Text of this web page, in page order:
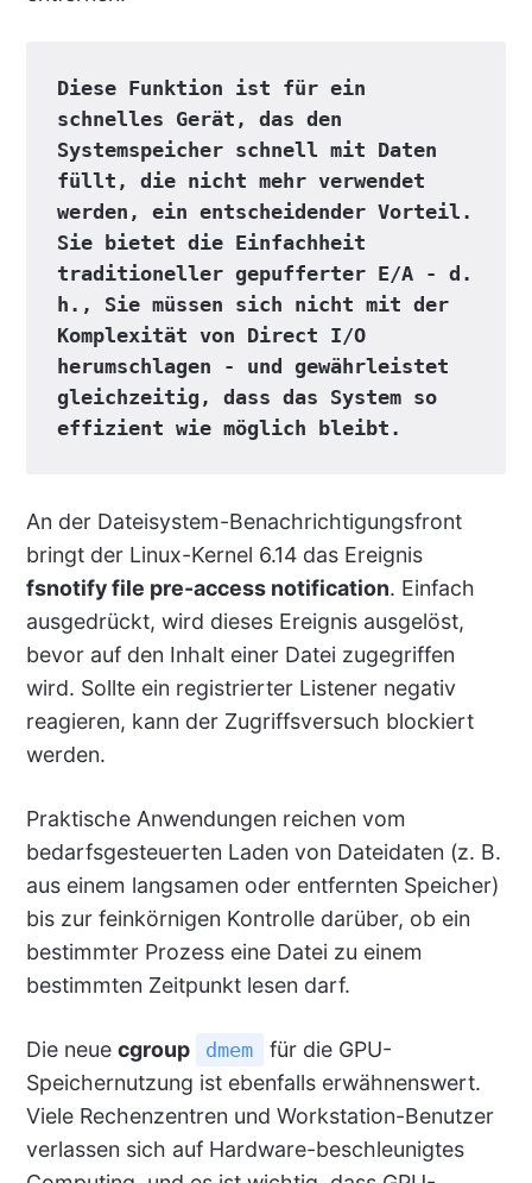
Diese Funktion ist für ein
schnelles Gerät, das den
Systemspeicher schnell mit Daten
füllt, die nicht mehr verwendet
werden, ein entscheidender Vorteil.
Sie bietet die Einfachheit
traditioneller gepufferter E/A - d.
h., Sie müssen sich nicht mit der
Komplexität von Direct I/O
herumschlagen - und gewährleistet
gleichzeitig, dass das System so
effizient wie möglich bleibt.
An der Dateisystem-Benachrichtigungsfront
bringt der Linux-Kernel 6.14 das Ereignis
fsnotify file pre-access notification. Einfach
ausgedrückt, wird dieses Ereignis ausgelöst,
bevor auf den Inhalt einer Datei zugegriffen
wird. Sollte ein registrierter Listener negativ
reagieren, kann der Zugriffsversuch blockiert
werden.
Praktische Anwendungen reichen vom
bedarfsgesteuerten Laden von Dateidaten (z. B.
aus einem langsamen oder entfernten Speicher)
bis zur feinkörnigen Kontrolle darüber, ob ein
bestimmter Prozess eine Datei zu einem
bestimmten Zeitpunkt lesen darf.
Die neue cgroup dmem
für die GPU-
Speichernutzung ist ebenfalls erwähnenswert.
Viele Rechenzentren und Workstation-Benutzer
verlassen sich auf Hardware-beschleunigtes